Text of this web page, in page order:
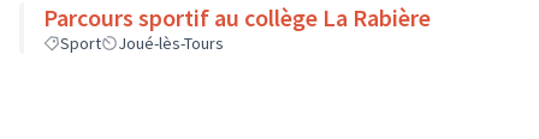
Parcours sportif au collège La Rabière
Sport Joué-lès-Tours